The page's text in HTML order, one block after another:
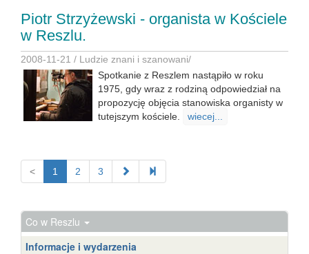
Piotr Strzyżewski - organista w Kościele
w Reszlu.
2008-11-21 / Ludzie znani i szanowani/
Spotkanie z Reszlem nastąpiło w roku
1975, gdy wraz z rodziną odpowiedział na
propozycję objęcia stanowiska organisty w
tutejszym kościele.
wiecej...
< 1 2 3
Co w Reszlu
Informacje i wydarzenia